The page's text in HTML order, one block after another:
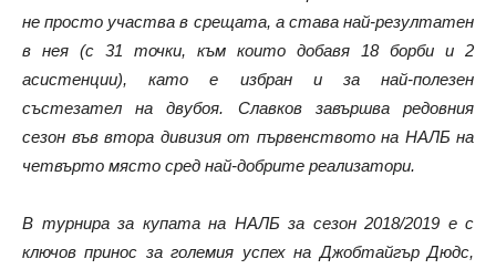
не просто участва в срещата, а става най-резултатен
в нея (с 31 точки, към които добавя 18 борби и 2
асистенции), като е избран и за най-полезен
състезател на двубоя. Славков завършва редовния
сезон във втора дивизия от първенството на НАЛБ на
четвърто място сред най-добрите реализатори.
В турнира за купата на НАЛБ за сезон 2018/2019 е с
ключов принос за големия успех на Джобтайгър Дюдс,